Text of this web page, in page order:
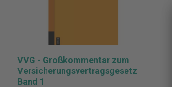
VVG - Großkommentar zum
Versicherungsvertragsgesetz
Band 1